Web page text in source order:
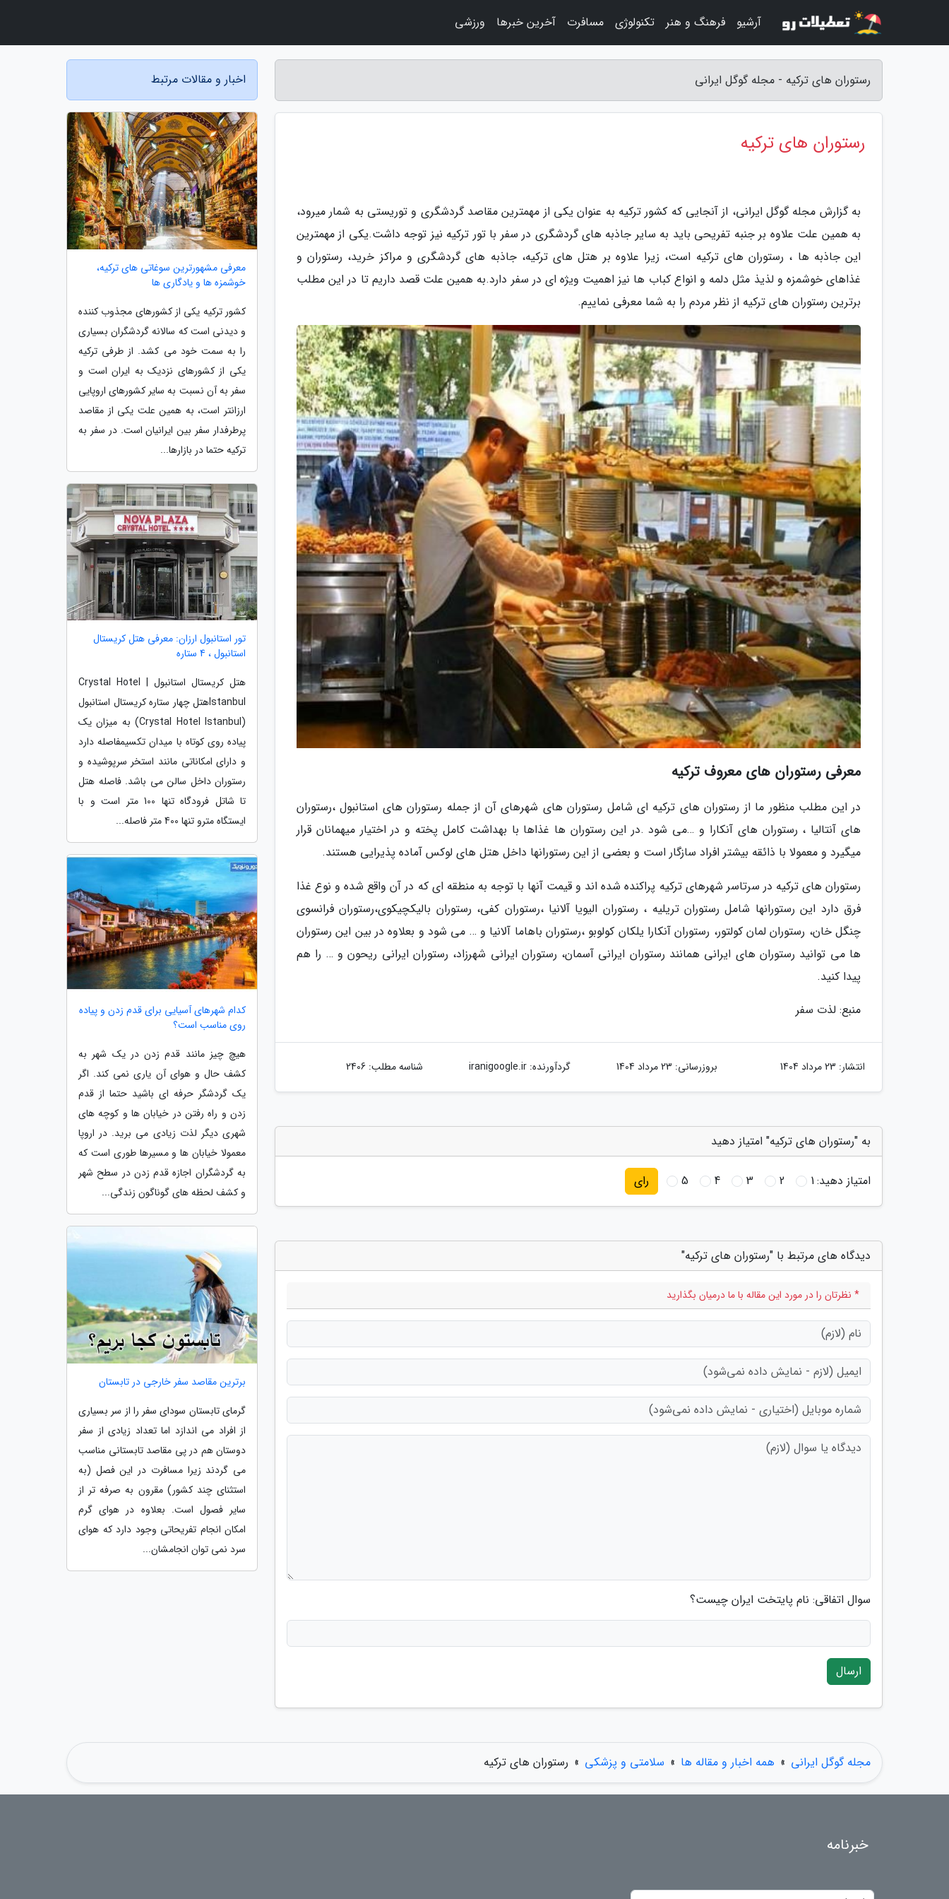
رستوران های ترکیه - مجله گوگل ایرانی
رستوران های ترکیه
به گزارش مجله گوگل ایرانی، از آنجایی که کشور ترکیه به عنوان یکی از مهمترین مقاصد گردشگری و توریستی به شمار میرود،
به همین علت علاوه بر جنبه تفریحی باید به سایر جاذبه های گردشگری در سفر با تور ترکیه نیز توجه داشت.یکی از مهمترین
این جاذبه ها ، رستوران های ترکیه است، زیرا علاوه بر هتل های ترکیه، جاذبه های گردشگری و مراکز خرید، رستوران و
غذاهای خوشمزه و لذیذ مثل دلمه و انواع کباب ها نیز اهمیت ویژه ای در سفر دارد.به همین علت قصد داریم تا در این مطلب
برترین رستوران های ترکیه از نظر مردم را به شما معرفی نماییم.
معرفی رستوران های معروف ترکیه
در این مطلب منظور ما از رستوران های ترکیه ای شامل رستوران های شهرهای آن از جمله رستوران های استانبول ،رستوران
های آنتالیا ، رستوران های آنکارا و …می شود .در این رستوران ها غذاها با بهداشت کامل پخته و در اختیار میهمانان قرار
میگیرد و معمولا با ذائقه بیشتر افراد سازگار است و بعضی از این رستورانها داخل هتل های لوکس آماده پذیرایی هستند.
رستوران های ترکیه در سرتاسر شهرهای ترکیه پراکنده شده اند و قیمت آنها با توجه به منطقه ای که در آن واقع شده و نوع غذا
فرق دارد این رستورانها شامل رستوران تریلیه ، رستوران الیویا آلانیا ،رستوران کفی، رستوران بالیکچیکوی،رستوران فرانسوی
چنگل خان، رستوران لمان کولتور، رستوران آنکارا یلکان کولوبو ،رستوران باهاما آلانیا و … می شود و بعلاوه در بین این رستوران
ها می توانید رستوران های ایرانی همانند رستوران ایرانی آسمان، رستوران ایرانی شهرزاد، رستوران ایرانی ریحون و … را هم
پیدا کنید.
منبع: لذت سفر
انتشار: 23 مرداد 1404 بروزرسانی: 23 مرداد 1404 گردآورنده:iranigoogle.ir شناسه مطلب: 2406
به "رستوران های ترکیه" امتیاز دهید
امتیاز دهید:1
2
3
4
5 رای
دیدگاه های مرتبط با "رستوران های ترکیه"
* نظرتان را در مورد این مقاله با ما درمیان بگذارید
سوال اتفاقی: نام پایتخت ایران چیست؟
ارسال
اخبار و مقالات مرتبط
معرفی مشهورترین سوغاتی های ترکیه،
خوشمزه ها و یادگاری ها
کشور ترکیه یکی از کشورهای مجذوب کننده
و دیدنی است که سالانه گردشگران بسیاری
را به سمت خود می کشد. از طرفی ترکیه
یکی از کشورهای نزدیک به ایران است و
سفر به آن نسبت به سایر کشورهای اروپایی
ارزانتر است، به همین علت یکی از مقاصد
پرطرفدار سفر بین ایرانیان است. در سفر به
ترکیه حتما در بازارها...
تور استانبول ارزان: معرفی هتل کریستال
استانبول ، 4 ستاره
هتل کریستال استانبول | Crystal Hotel
Istanbulهتل چهار ستاره کریستال استانبول
(Crystal Hotel Istanbul) به میزان یک
پیاده روی کوتاه با میدان تکسیمفاصله دارد
و دارای امکاناتی مانند استخر سرپوشیده و
رستوران داخل سالن می باشد. فاصله هتل
تا شاتل فرودگاه تنها 100 متر است و با
ایستگاه مترو تنها 400 متر فاصله...
کدام شهرهای آسیایی برای قدم زدن و پیاده
روی مناسب است؟
هیچ چیز مانند قدم زدن در یک شهر به
کشف حال و هوای آن یاری نمی کند. اگر
یک گردشگر حرفه ای باشید حتما از قدم
زدن و راه رفتن در خیابان ها و کوچه های
شهری دیگر لذت زیادی می برید. در اروپا
معمولا خیابان ها و مسیرها طوری است که
به گردشگران اجازه قدم زدن در سطح شهر
و کشف لحظه های گوناگون زندگی...
برترین مقاصد سفر خارجی در تابستان
گرمای تابستان سودای سفر را از سر بسیاری
از افراد می اندازد اما تعداد زیادی از سفر
دوستان هم در پی مقاصد تابستانی مناسب
می گردند زیرا مسافرت در این فصل (به
استثنای چند کشور) مقرون به صرفه تر از
سایر فصول است. بعلاوه در هوای گرم
امکان انجام تفریحاتی وجود دارد که هوای
سرد نمی توان انجامشان...
مجله گوگل ایرانی » همه اخبار و مقاله ها » سلامتی و پزشکی » رستوران های ترکیه
آرشیو فرهنگ و هنر تکنولوژی مسافرت آخرین خبرها ورزشی
خبرنامه